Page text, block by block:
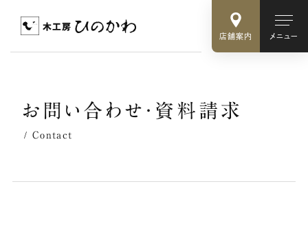
店舗案内 メニュー
お 問 い 合 わ せ ・ 資 料 請 求
Contact